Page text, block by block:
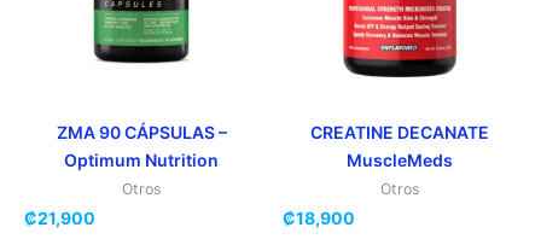
ZMA 90 CÁPSULAS –
Optimum Nutrition
Otros
₡21,900
Las
opciones
elegir
en
la
CREATINE DECANATE
MuscleMeds
Otros
₡18,900
Las
opciones
se
elegir
en
la